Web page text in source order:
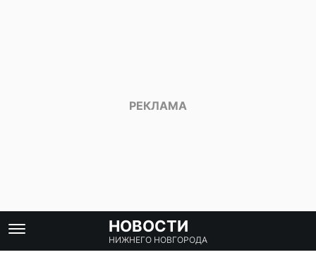
НОВОСТИ
НИЖНЕГО НОВГОРОДА